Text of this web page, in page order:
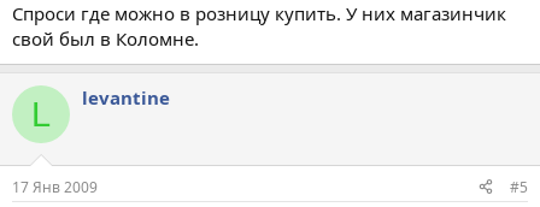
Спроси где можно в розницу купить. У них магазинчик
свой был в Коломне.
L levantine
17 Янв 2009 #5